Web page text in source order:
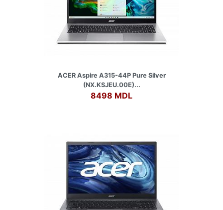
ACER Aspire A315-44P Pure Silver
(NX.KSJEU.00E)...
8498 MDL